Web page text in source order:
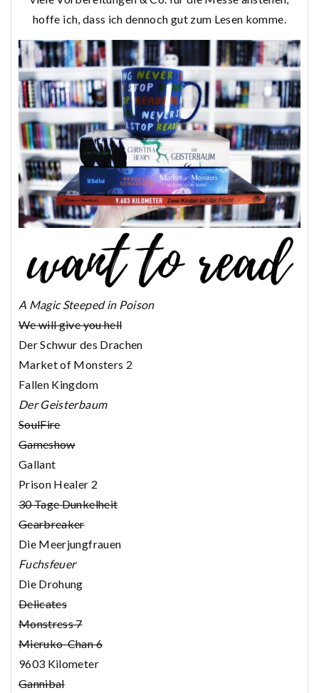
hoffe ich, dass ich dennoch gut zum Lesen komme.
A Magic Steeped in Poison
We will give you hell
Der Schwur des Drachen
Market of Monsters 2
Fallen Kingdom
Der Geisterbaum
SoulFire
Gameshow
Gallant
Prison Healer 2
30 Tage Dunkelheit
Gearbreaker
Die Meerjungfrauen
Fuchsfeuer
Die Drohung
Delicates
Monstress 7
Mieruko-Chan 6
9603 Kilometer
Gannibal